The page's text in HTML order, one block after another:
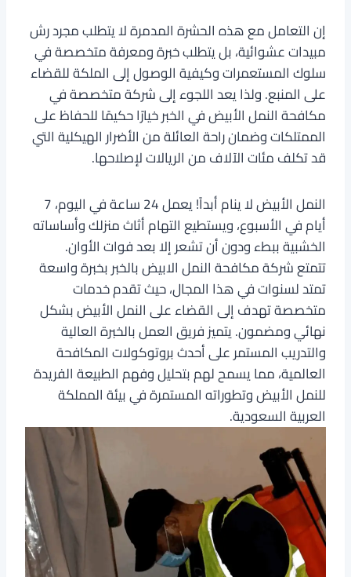
إن التعامل مع هذه الحشرة المدمرة لا يتطلب مجرد رش
مبيدات عشوائية، بل يتطلب خبرة ومعرفة متخصصة في
سلوك المستعمرات وكيفية الوصول إلى الملكة للقضاء
على المنبع. ولذا يعد اللجوء إلى شركة متخصصة في
مكافحة النمل الأبيض في الخبر خيارًا حكيمًا للحفاظ على
الممتلكات وضمان راحة العائلة من الأضرار الهيكلية التي
قد تكلف مئات الآلاف من الريالات لإصلاحها.
النمل الأبيض لا ينام أبداً! يعمل 24 ساعة في اليوم، 7
أيام في الأسبوع، ويستطيع التهام أثاث منزلك وأساساته
الخشبية ببطء ودون أن تشعر إلا بعد فوات الأوان.
تتمتع شركة مكافحة النمل الابيض بالخبر بخبرة واسعة
تمتد لسنوات في هذا المجال، حيث تقدم خدمات
متخصصة تهدف إلى القضاء على النمل الأبيض بشكل
نهائي ومضمون. يتميز فريق العمل بالخبرة العالية
والتدريب المستمر على أحدث بروتوكولات المكافحة
العالمية، مما يسمح لهم بتحليل وفهم الطبيعة الفريدة
للنمل الأبيض وتطوراته المستمرة في بيئة المملكة
العربية السعودية.